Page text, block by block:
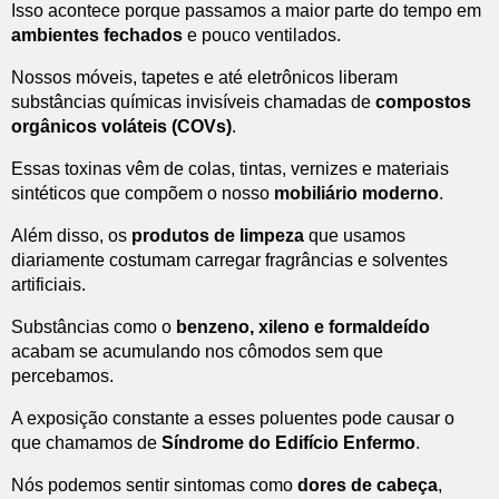
Isso acontece porque passamos a maior parte do tempo em
ambientes fechados e pouco ventilados.
Nossos móveis, tapetes e até eletrônicos liberam
substâncias químicas invisíveis chamadas de compostos
orgânicos voláteis (COVs).
Essas toxinas vêm de colas, tintas, vernizes e materiais
sintéticos que compõem o nosso mobiliário moderno.
Além disso, os produtos de limpeza que usamos
diariamente costumam carregar fragrâncias e solventes
artificiais.
Substâncias como o benzeno, xileno e formaldeído
acabam se acumulando nos cômodos sem que
percebamos.
A exposição constante a esses poluentes pode causar o
que chamamos de Síndrome do Edifício Enfermo.
Nós podemos sentir sintomas como dores de cabeça,